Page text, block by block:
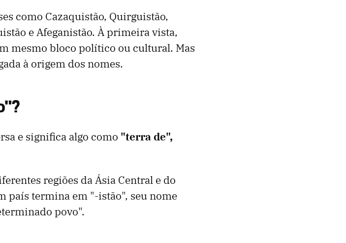
como Cazaquistão, Quirguistão,
e Afeganistão. À primeira vista,
mesmo bloco político ou cultural. Mas
à origem dos nomes.
e significa algo como "terra de",
regiões da Ásia Central e do
país termina em "-istão", seu nome
povo".